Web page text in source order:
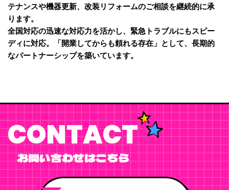
テナンスや機器更新、改装リフォームのご相談を継続的に承
ります。
全国対応の迅速な対応力を活かし、緊急トラブルにもスピー
ディに対応。「開業してからも頼れる存在」として、長期的
なパートナーシップを築いています。
CONTACT
お問い合わせはこちら